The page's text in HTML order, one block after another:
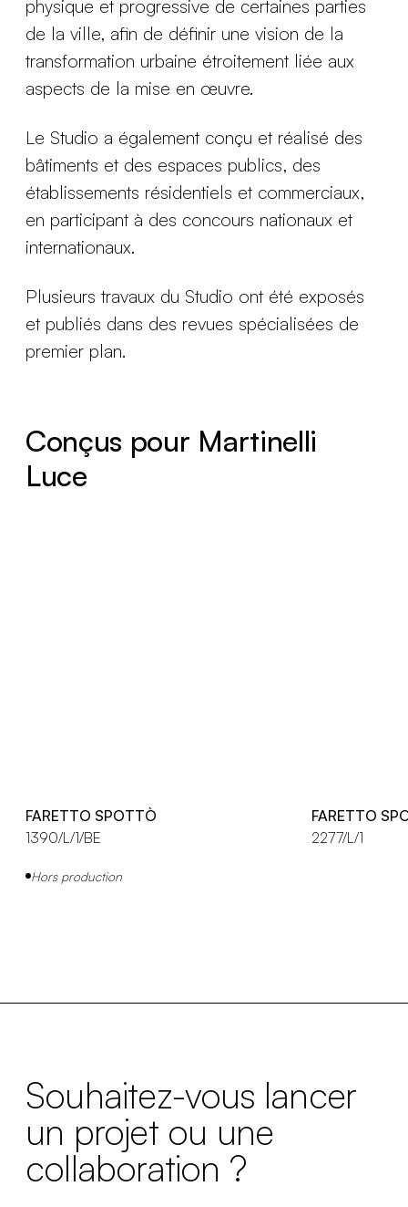
physique et progressive de certaines parties
de la ville, afin de définir une vision de la
transformation urbaine étroitement liée aux
aspects de la mise en œuvre.
Le Studio a également conçu et réalisé des
bâtiments et des espaces publics, des
établissements résidentiels et commerciaux,
en participant à des concours nationaux et
internationaux.
Plusieurs travaux du Studio ont été exposés
et publiés dans des revues spécialisées de
premier plan.
Conçus pour Martinelli
Luce
FARETTO SPOTTÒ
1390/L/1/BE
Hors production
FARETTO
2277/L/1
Souhaitez-vous lancer
un projet ou une
collaboration ?